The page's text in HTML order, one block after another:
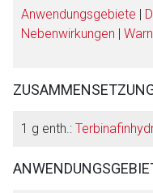
Anwendungsgebiete |
Nebenwirkungen |
1 g enth.: